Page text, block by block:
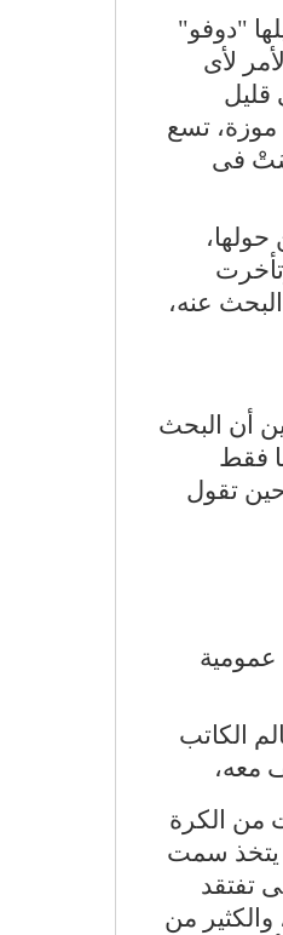
"دوفو"
لأى
قليل
موزة، تسع
فى
عنه،
أن البحث
فقط
تقول
عمومية
الكاتب
معه،
من الكرة
يتخذ سمت
تفتقد
من